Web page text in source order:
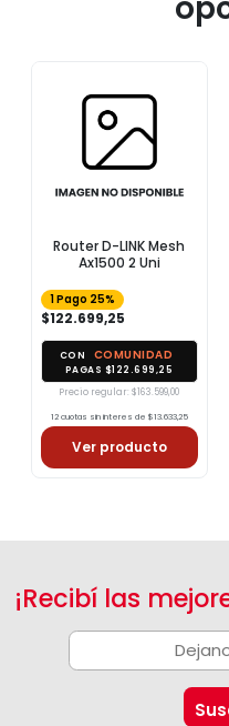
Router D-LINK Mesh
Ax1500 2 Uni
1 Pago 25%
$122.699,25
CON COMUNIDAD
PAGAS $122.699,25
Precio regular: $163.599,00
12 cuotas sin interes de $13.633,25
Ver producto
¡Recibí las